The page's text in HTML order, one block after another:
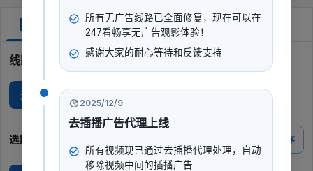
线路选择
无广Q
选集 倒序
所有无广告线路已全面修复，现在可以在
247看畅享无广告观影体验！
感谢大家的耐心等待和反馈支持
2025/12/9
去插播广告代理上线
所有视频现已通过去插播代理处理，自动
移除视频中间的插播广告